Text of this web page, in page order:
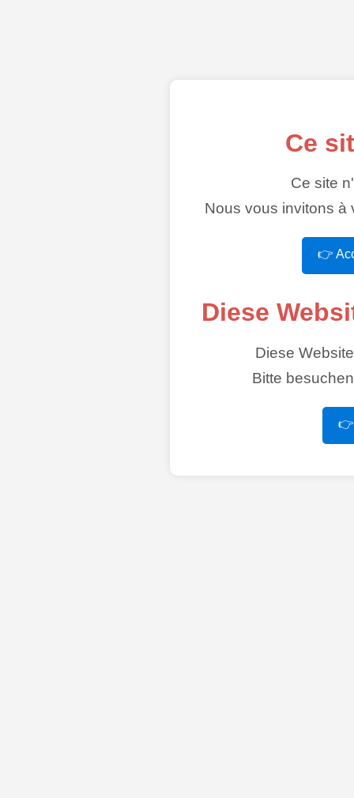
Ce
Ce site
Nous vous invitons à
👉
Diese
Diese
Bitte
👉